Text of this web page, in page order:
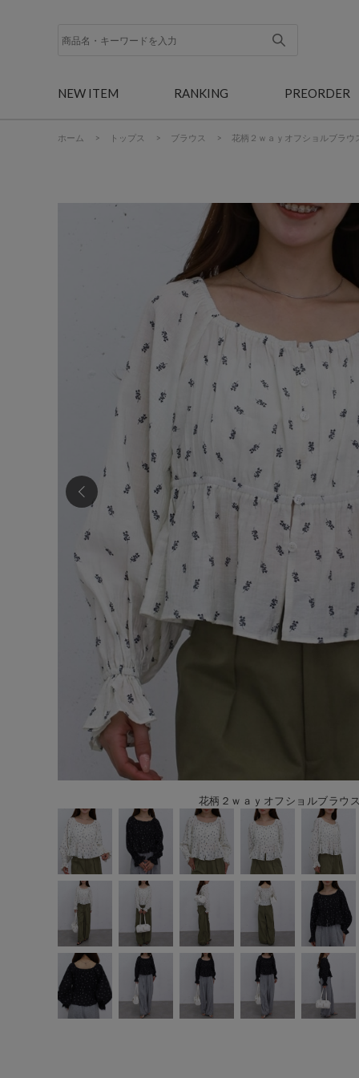
NEW ITEM RANKING PREORDER
ホーム > トップス > ブラウス > 花柄２ｗａｙオフショルブラウ
花柄２ｗａｙオフショルブラウ